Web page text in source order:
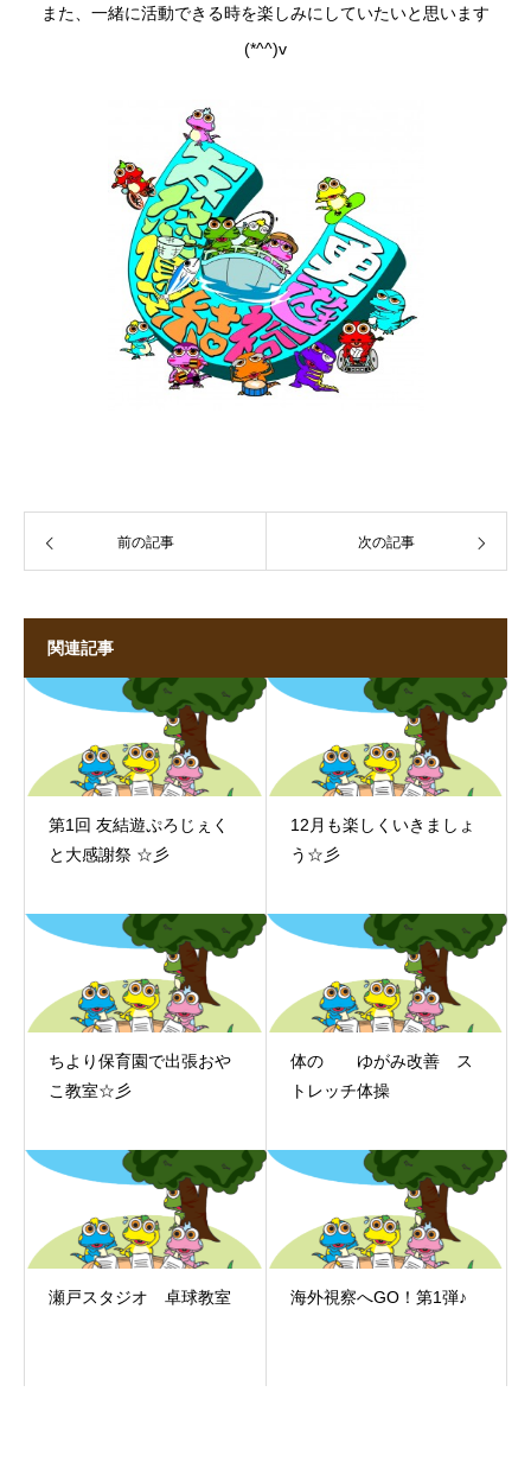
また、一緒に活動できる時を楽しみにしていたいと思います
(*^^)v
前の記事 次の記事
関連記事
第1回 友結遊ぷろじぇく
と大感謝祭 ☆彡
12月も楽しくいきましょ
う☆彡
ちより保育園で出張おや
こ教室☆彡
体の ゆがみ改善 ス
トレッチ体操
瀬戸スタジオ 卓球教室 海外視察へGO！第1弾♪